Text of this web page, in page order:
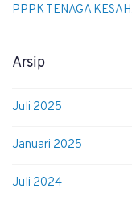
PPPK TENAGA
Arsip
Juli 2025
Januari 2025
Juli 2024